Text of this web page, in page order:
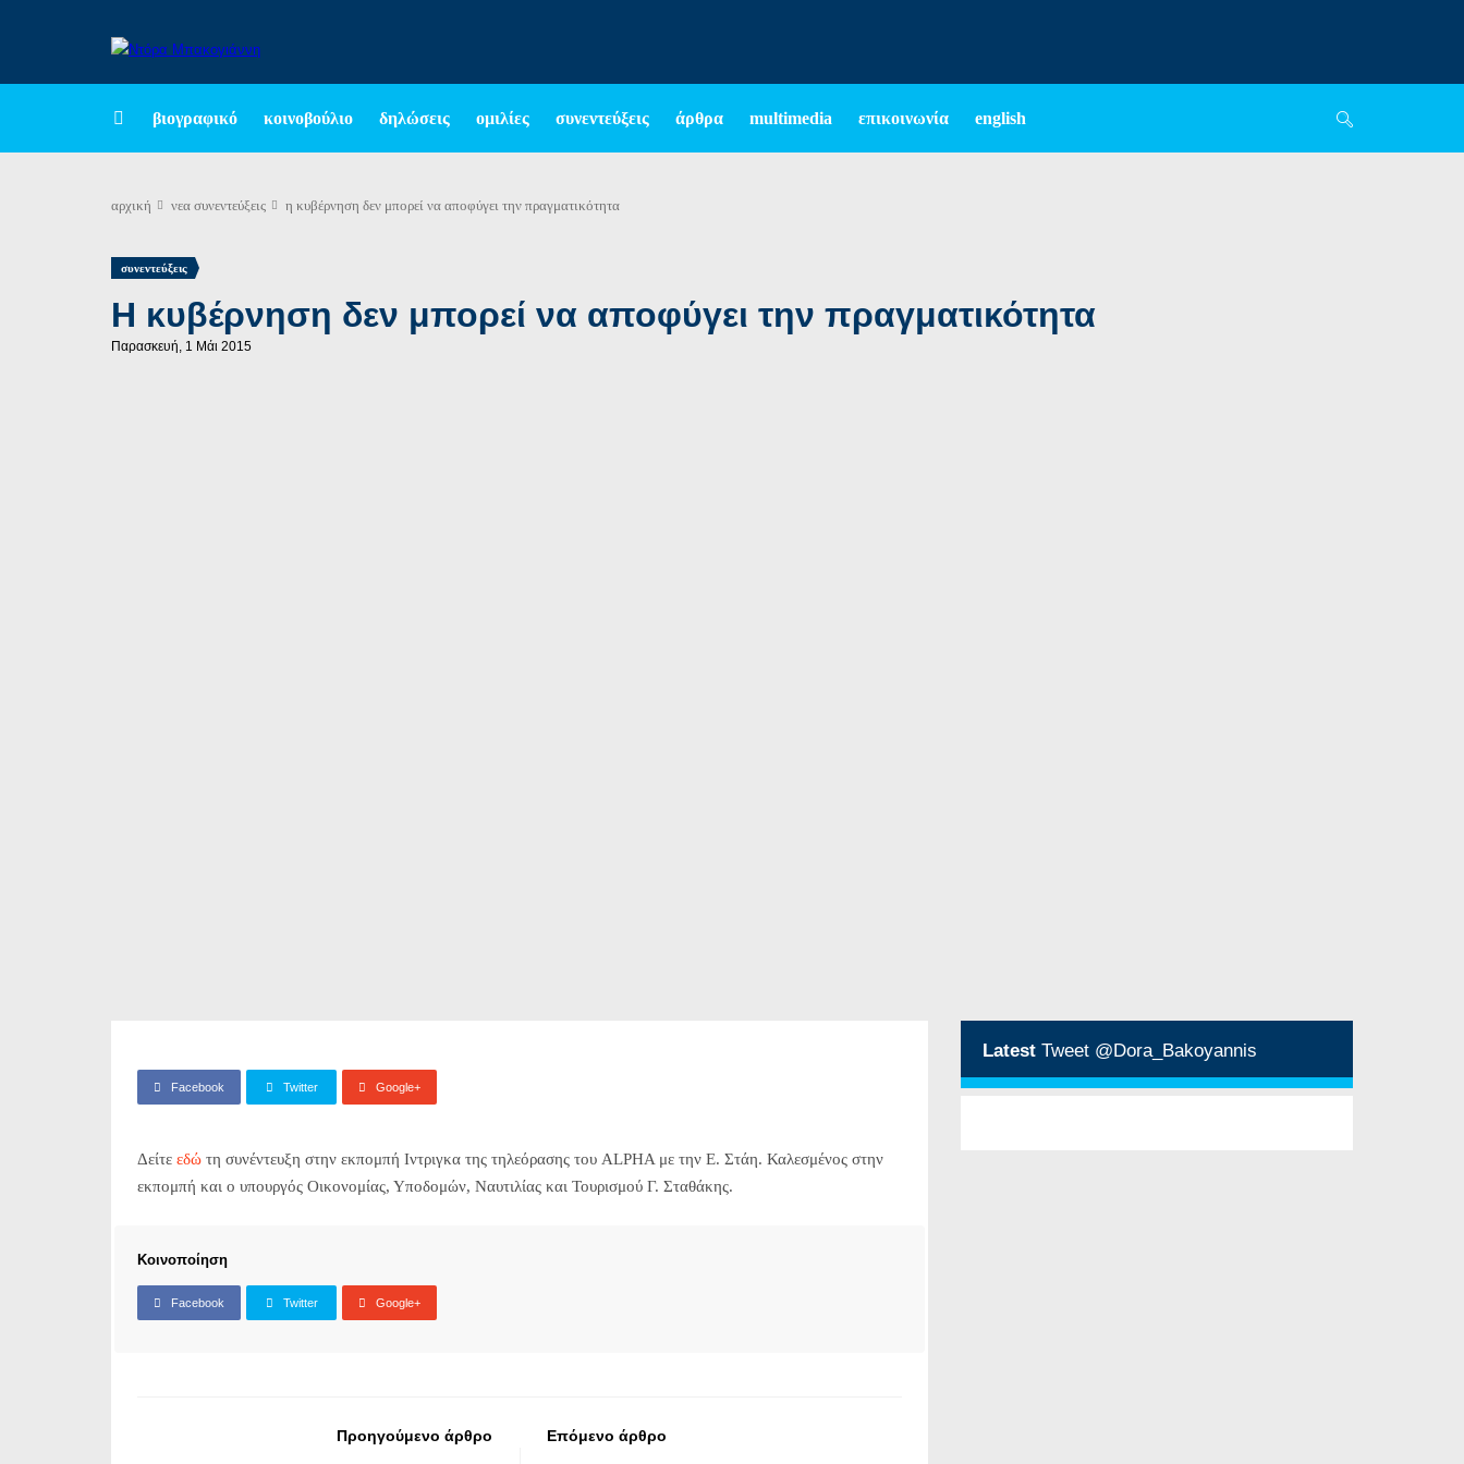
βιογραφικό κοινοβούλιο δηλώσεις ομιλίες συνεντεύξεις άρθρα multimedia επικοινωνία english
αρχική νεα συνεντεύξεις η κυβέρνηση δεν μπορεί να αποφύγει την πραγματικότητα
συνεντεύξεις
Η κυβέρνηση δεν μπορεί να αποφύγει την πραγματικότητα
Παρασκευή, 1 Μάι 2015
Facebook Twitter Google+
Δείτε εδώ τη συνέντευξη στην εκπομπή Ιντριγκα της τηλεόρασης του ALPHA με την Ε. Στάη. Καλεσμένος στην
εκπομπή και ο υπουργός Οικονομίας, Υποδομών, Ναυτιλίας και Τουρισμού Γ. Σταθάκης.
Κοινοποίηση
Facebook Twitter Google+
Προηγούμενο άρθρο Επόμενο άρθρο
Latest Tweet @Dora_Bakoyannis